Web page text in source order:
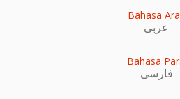
Bahasa
عربى
Bahasa
فارسی